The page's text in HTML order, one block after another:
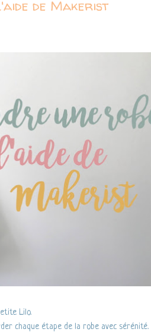
de Makerist
Lilo.
chaque étape de la robe avec sérénité.